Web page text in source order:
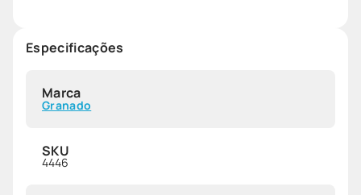
Especificações
Marca
Granado
SKU
4446